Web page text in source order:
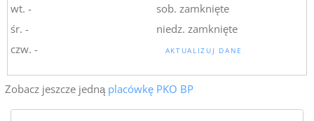
wt. -
śr. -
czw. -
sob. zamknięte
niedz. zamknięte
AKTUALIZUJ DANE
Zobacz jeszcze jednąplacówkę PKO BP